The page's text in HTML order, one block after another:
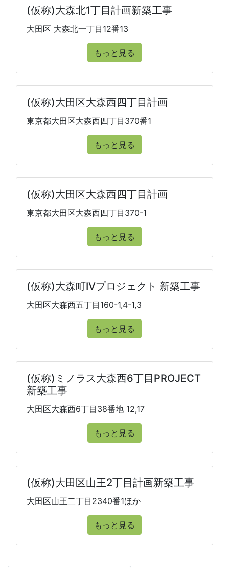
(仮称)大森北1丁目計画新築工事
大田区 大森北一丁目12番13
もっと見る
(仮称)大田区大森西四丁目計画
東京都大田区大森西四丁目370番1
もっと見る
(仮称)大田区大森西四丁目計画
東京都大田区大森西四丁目370-1
もっと見る
(仮称)大森町IVプロジェクト 新築工事
大田区大森西五丁目160-1,4-1,3
もっと見る
(仮称)ミノラス大森西6丁目PROJECT
新築工事
大田区大森西6丁目38番地 12,17
もっと見る
(仮称)大田区山王2丁目計画新築工事
大田区山王二丁目2340番1ほか
もっと見る